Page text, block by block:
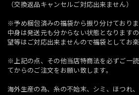
（交換返品キャンセルご対応出来ません）
※予め梱包済みの福袋から振り分けており
中身は発送元も分からない状態となります
望等はご対応出来ませんので福袋としてお
※上記の点、その他当店特商法を必ずご一
てからのご注文をお願い致します。
海外生産の為、糸の不始末、シミ、ほつれ